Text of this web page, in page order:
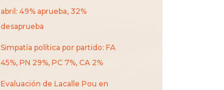
abril: 49% aprueba, 32%
desaprueba
Simpatía política por partido: FA
45%, PN 29%, PC 7%, CA 2%
Evaluación de Lacalle Pou en